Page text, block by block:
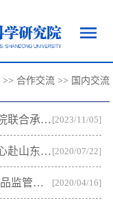
>> 合作交流 >> 国内交流
[国内交流] 山东大学药品监管科学研究院联合承办第六届药品安全与监管博士后论坛 [2023/11/05]
[国内交流] 山东省食品药品审评认证中心赴山东大学药品监管科学研究院调研交流 [2020/07/22]
[国内交流] 山东大学-临沂市共建国家药品监管科学研究基地临沂协同创新中心推进会举行 [2020/04/16]